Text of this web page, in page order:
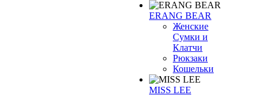
ERANG BEAR
Женские
Сумки и
Клатчи
Рюкзаки
Кошельки
MISS LEE